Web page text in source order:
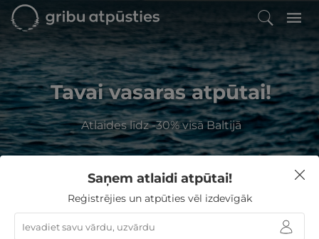
Tavai vasaras atpūtai!
Atlaides līdz -30% visā Baltijā
Kur Jūs vēlaties atpūsties?
Saņem atlaidi atpūtai!
Reģistrējies un atpūties vēl izdevīgāk